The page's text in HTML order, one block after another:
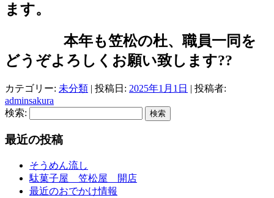
ます。
本年も笠松の杜、職員一同を
どうぞよろしくお願い致します??
カテゴリー: 未分類 | 投稿日: 2025年1月1日 | 投稿者:
adminsakura
検索:
最近の投稿
そうめん流し
駄菓子屋 笠松屋 開店
最近のおでかけ情報